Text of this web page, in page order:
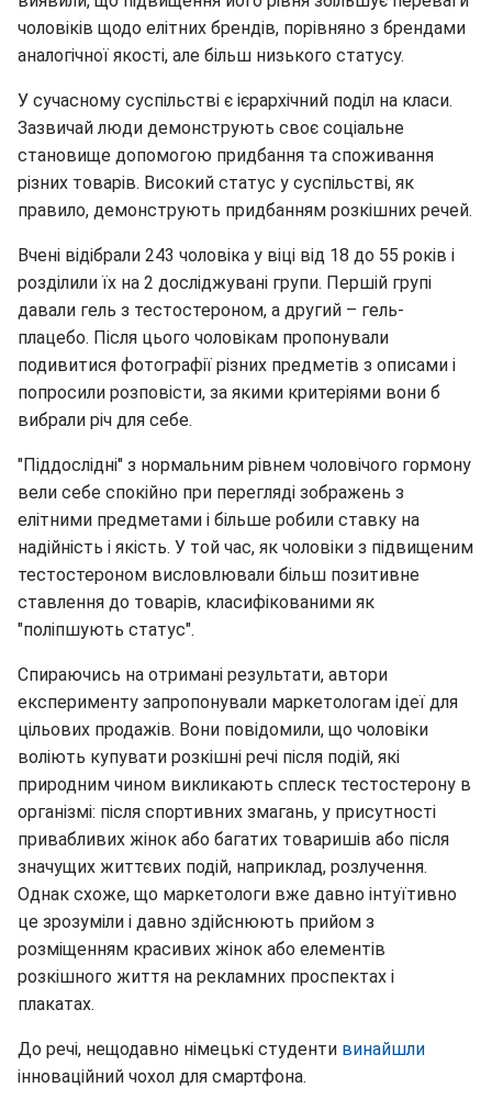
чоловіків щодо елітних брендів, порівняно з брендами
аналогічної якості, але більш низького статусу.
У сучасному суспільстві є ієрархічний поділ на класи.
Зазвичай люди демонструють своє соціальне
становище допомогою придбання та споживання
різних товарів. Високий статус у суспільстві, як
правило, демонструють придбанням розкішних речей.
Вчені відібрали 243 чоловіка у віці від 18 до 55 років і
розділили їх на 2 досліджувані групи. Першій групі
давали гель з тестостероном, а другий – гель-
плацебо. Після цього чоловікам пропонували
подивитися фотографії різних предметів з описами і
попросили розповісти, за якими критеріями вони б
вибрали річ для себе.
"Піддослідні" з нормальним рівнем чоловічого гормону
вели себе спокійно при перегляді зображень з
елітними предметами і більше робили ставку на
надійність і якість. У той час, як чоловіки з підвищеним
тестостероном висловлювали більш позитивне
ставлення до товарів, класифікованими як
"поліпшують статус".
Спираючись на отримані результати, автори
експерименту запропонували маркетологам ідеї для
цільових продажів. Вони повідомили, що чоловіки
воліють купувати розкішні речі після подій, які
природним чином викликають сплеск тестостерону в
організмі: після спортивних змагань, у присутності
привабливих жінок або багатих товаришів або після
значущих життєвих подій, наприклад, розлучення.
Однак схоже, що маркетологи вже давно інтуїтивно
це зрозуміли і давно здійснюють прийом з
розміщенням красивих жінок або елементів
розкішного життя на рекламних проспектах і
плакатах.
До речі, нещодавно німецькі студенти винайшли
інноваційний чохол для смартфона.